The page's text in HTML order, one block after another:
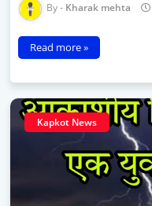
Kharak mehta
Read more »
Kapkot News